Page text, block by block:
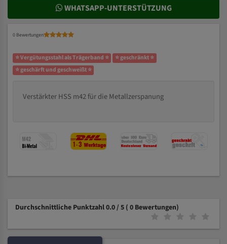
WHATSAPP-UNTERSTÜTZUNG
0 Bewertungen
⭐ Vergütungsstahl als Trägerband ⭐
⭐ geschränkt ⭐
⭐ geschärft und geschweißt ⭐
Verstärkter HSS m42 für die Metallzerspanung
Durchschnittliche Punktzahl 0.0 / 5 ( 0 Bewertungen)